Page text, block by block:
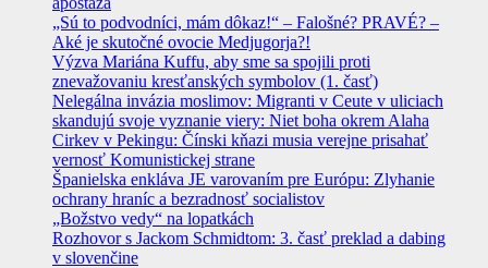
„Sú to podvodníci, mám dôkaz!“ – Falošné? PRAVÉ? –
Aké je skutočné ovocie Medjugorja?!
Výzva Mariána Kuffu, aby sme sa spojili proti
znevažovaniu kresťanských symbolov (1. časť)
Nelegálna invázia moslimov: Migranti v Ceute v uliciach
skandujú svoje vyznanie viery: Niet boha okrem Alaha
Cirkev v Pekingu: Čínski kňazi musia verejne prisahať
vernosť Komunistickej strane
Španielska enkláva JE varovaním pre Európu: Zlyhanie
ochrany hraníc a bezradnosť socialistov
„Božstvo vedy“ na lopatkách
Rozhovor s Jackom Schmidtom: 3. časť preklad a dabing
v slovenčine